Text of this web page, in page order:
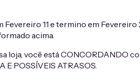
11 e termino em
acima.
loja, você está CONCORDANDO
E POSSÍVEIS ATRASOS.